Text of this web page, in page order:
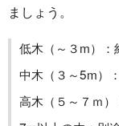
ましょう。
低木（～３m）
中木（３～5m）
高木（５～７ｍ